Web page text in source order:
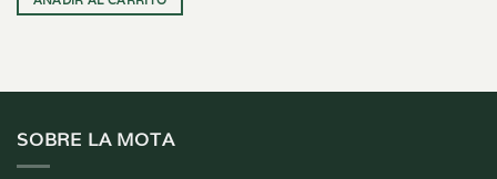
SOBRE LA MOTA